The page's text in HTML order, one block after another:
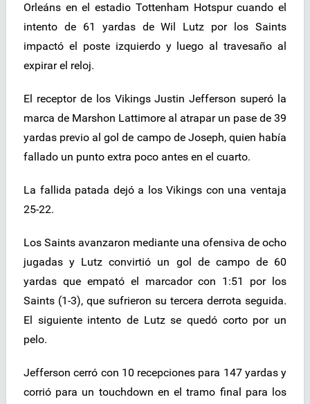
Orleáns en el estadio Tottenham Hotspur cuando el
intento de 61 yardas de Wil Lutz por los Saints
impactó el poste izquierdo y luego al travesaño al
expirar el reloj.
El receptor de los Vikings Justin Jefferson superó la
marca de Marshon Lattimore al atrapar un pase de 39
yardas previo al gol de campo de Joseph, quien había
fallado un punto extra poco antes en el cuarto.
La fallida patada dejó a los Vikings con una ventaja
25-22.
Los Saints avanzaron mediante una ofensiva de ocho
jugadas y Lutz convirtió un gol de campo de 60
yardas que empató el marcador con 1:51 por los
Saints (1-3), que sufrieron su tercera derrota seguida.
El siguiente intento de Lutz se quedó corto por un
pelo.
Jefferson cerró con 10 recepciones para 147 yardas y
corrió para un touchdown en el tramo final para los